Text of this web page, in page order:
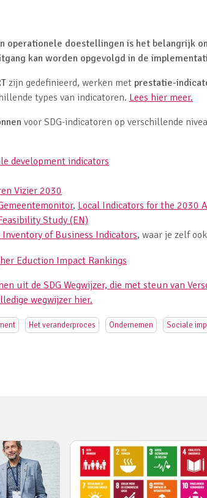
operationele doestellingen is het belangrijk
kan worden opgevolgd in de
zijn gedefinieerd, werken met prestatie-
types van indicatoren. Lees hier meer.
voor SDG-indicatoren op verschillende
development indicators
Vizier 2030
, Local Indicators for the 2030
Study (EN)
Inventory of Business Indicators, waar je zelf
Eduction Impact Rankings
uit de SDG Wegwijzer, die met steun van
wegwijzer hier.
Het veranderproces Ondernemen Sociale